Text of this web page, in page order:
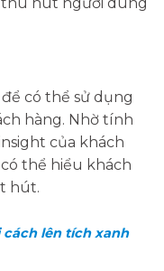
thu hút người dùng
có thể sử dụng
hàng. Nhờ tính
của khách
thể hiểu khách
hút.
cách lên tích xanh